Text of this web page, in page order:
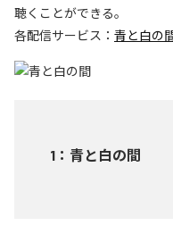
聴くことができる。
各配信サービス： 青と白の
1 ： 青と白の間